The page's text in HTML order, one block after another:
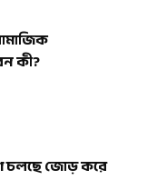
কী?
চলছে জোড় করে